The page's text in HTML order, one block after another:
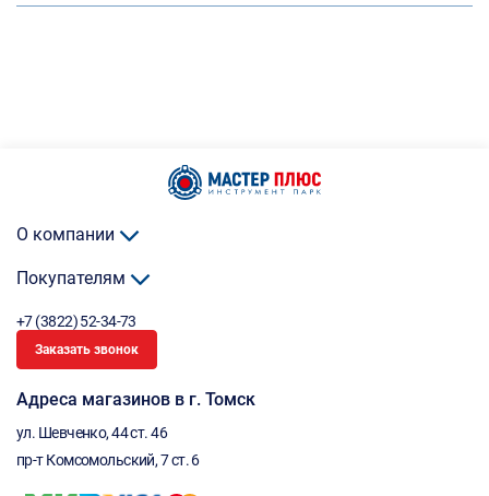
О компании
Покупателям
+7 (3822) 52-34-73
Заказать звонок
Адреса магазинов в г. Томск
ул. Шевченко, 44 ст. 46
пр-т Комсомольский, 7 ст. 6